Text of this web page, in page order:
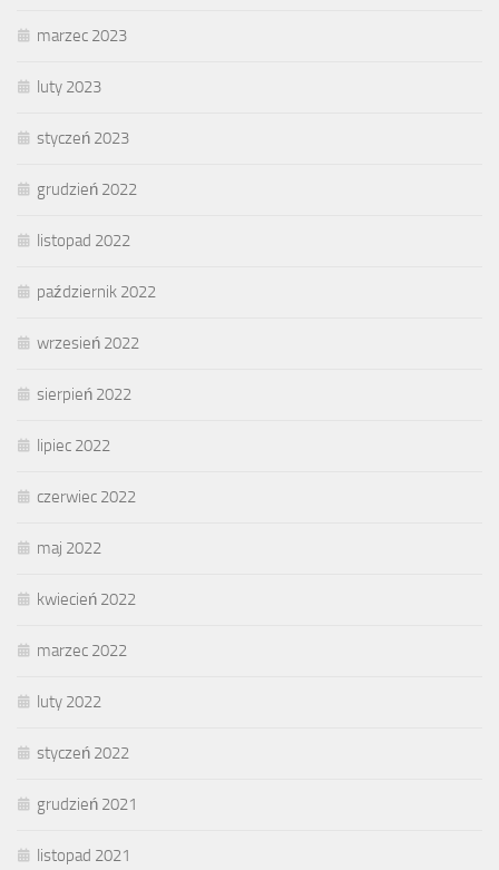
marzec 2023
luty 2023
styczeń 2023
grudzień 2022
listopad 2022
październik 2022
wrzesień 2022
sierpień 2022
lipiec 2022
czerwiec 2022
maj 2022
kwiecień 2022
marzec 2022
luty 2022
styczeń 2022
grudzień 2021
listopad 2021